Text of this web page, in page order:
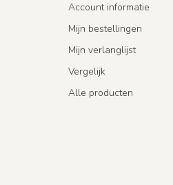
Account informatie
Mijn bestellingen
Mijn verlanglijst
Vergelijk
Alle producten